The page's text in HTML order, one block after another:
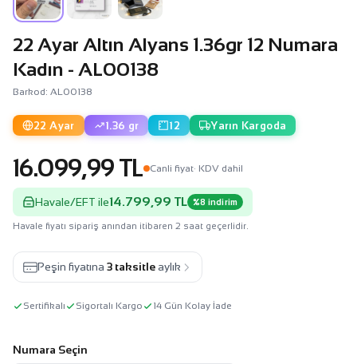
22 Ayar Altın Alyans 1.36gr 12 Numara
Kadın - AL00138
Barkod: AL00138
22 Ayar 1.36 gr 12 Yarın Kargoda
16.099,99 TL Canli fiyat· KDV dahil
Havale/EFT ile14.799,99 TL %8 indirim
Havale fiyatı sipariş anından itibaren 2 saat geçerlidir.
Peşin fiyatına 3 taksitle aylık
Sertifikalı Sigortalı Kargo 14 Gün Kolay İade
Numara Seçin